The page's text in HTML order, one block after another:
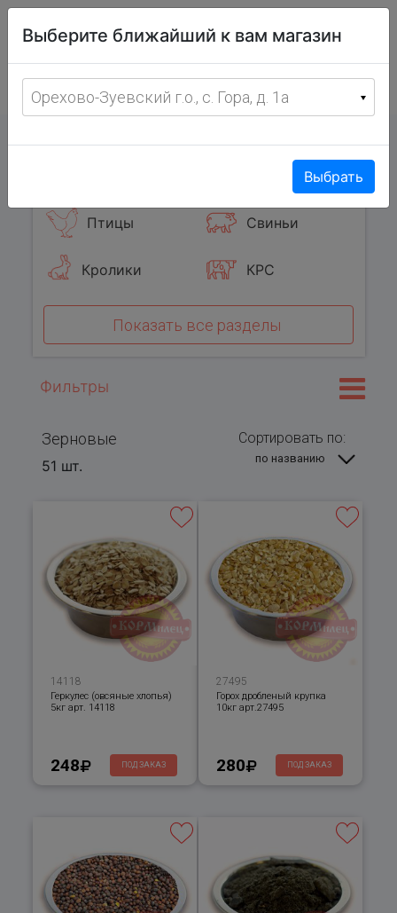
фермерских
товаров
с 8:00 до 19:00 ежедневно
Птицы Свиньи
Кролики КРС
Показать все разделы
Фильтры
Зерновые
51 шт.
Сортировать по:
по названию
14118
Геркулес (овсяные хлопья)
5кг арт. 14118
248 ПОД ЗАКАЗ
27495
Горох дробленый крупка
10кг арт.27495
280 ПОД ЗАКАЗ
Выберите ближайший к вам магазин
Орехово-Зуевский г.о., с. Гора, д. 1а
Выбрать